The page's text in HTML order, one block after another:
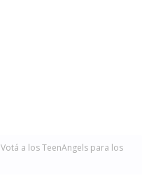
Votá a los TeenAngels para los